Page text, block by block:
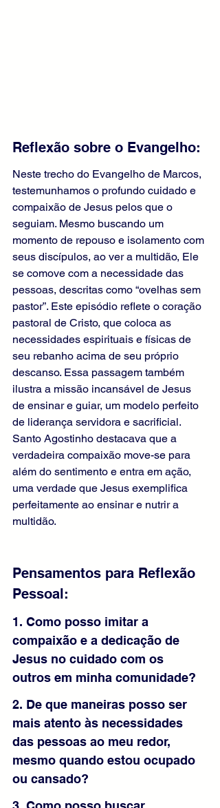
Reflexão sobre o Evangelho:
Neste trecho do Evangelho de Marcos,
testemunhamos o profundo cuidado e
compaixão de Jesus pelos que o
seguiam. Mesmo buscando um
momento de repouso e isolamento com
seus discípulos, ao ver a multidão, Ele
se comove com a necessidade das
pessoas, descritas como “ovelhas sem
pastor”. Este episódio reflete o coração
pastoral de Cristo, que coloca as
necessidades espirituais e físicas de
seu rebanho acima de seu próprio
descanso. Essa passagem também
ilustra a missão incansável de Jesus
de ensinar e guiar, um modelo perfeito
de liderança servidora e sacrificial.
Santo Agostinho destacava que a
verdadeira compaixão move-se para
além do sentimento e entra em ação,
uma verdade que Jesus exemplifica
perfeitamente ao ensinar e nutrir a
multidão.
Pensamentos para Reflexão
Pessoal:
1. Como posso imitar a
compaixão e a dedicação de
Jesus no cuidado com os
outros em minha comunidade?
2. De que maneiras posso ser
mais atento às necessidades
das pessoas ao meu redor,
mesmo quando estou ocupado
ou cansado?